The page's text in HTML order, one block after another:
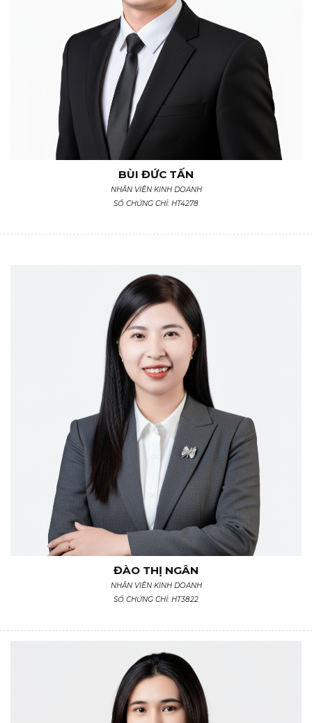
BÙI ĐỨC TẤN
NHÂN VIÊN KINH DOANH
SỐ CHỨNG CHỈ: HT4278
ĐÀO THỊ NGÂN
NHÂN VIÊN KINH DOANH
SỐ CHỨNG CHỈ: HT3822